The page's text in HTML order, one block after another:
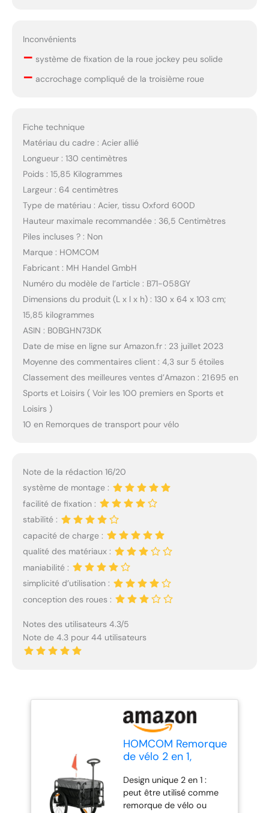
Inconvénients
– système de fixation de la roue jockey peu solide
– accrochage compliqué de la troisième roue
Fiche technique
Matériau du cadre : Acier allié
Longueur : 130 centimètres
Poids : 15,85 Kilogrammes
Largeur : 64 centimètres
Type de matériau : Acier, tissu Oxford 600D
Hauteur maximale recommandée : 36,5 Centimètres
Piles incluses ? : Non
Marque : HOMCOM
Fabricant : MH Handel GmbH
Numéro du modèle de l’article : B71-058GY
Dimensions du produit (L x l x h) : 130 x 64 x 103 cm;
15,85 kilogrammes
ASIN : B0BGHN73DK
Date de mise en ligne sur Amazon.fr : 23 juillet 2023
Moyenne des commentaires client : 4,3 sur 5 étoiles
Classement des meilleures ventes d’Amazon : 21 695 en
Sports et Loisirs ( Voir les 100 premiers en Sports et
Loisirs )
10 en Remorques de transport pour vélo
Note de la rédaction 16/20
système de montage :
facilité de fixation :
stabilité :
capacité de charge :
qualité des matériaux :
maniabilité :
simplicité d’utilisation :
conception des roues :
Notes des utilisateurs 4.3/5
Note de 4.3 pour 44 utilisateurs
HOMCOM Remorque
de vélo 2 en 1,
transport, pneus 20
pouces, 40 kg de
charge, acier, tissu
Design unique 2 en 1 :
peut être utilisé comme
remorque de vélo ou